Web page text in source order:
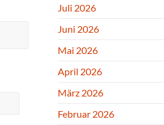
Juli 2026
Juni 2026
Mai 2026
April 2026
März 2026
Februar 2026